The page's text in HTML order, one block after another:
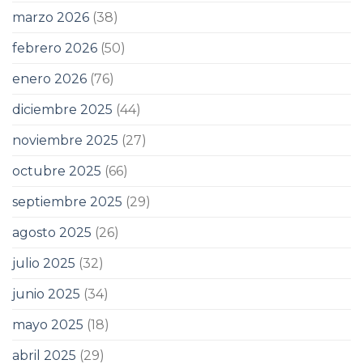
marzo 2026 (38)
febrero 2026 (50)
enero 2026 (76)
diciembre 2025 (44)
noviembre 2025 (27)
octubre 2025 (66)
septiembre 2025 (29)
agosto 2025 (26)
julio 2025 (32)
junio 2025 (34)
mayo 2025 (18)
abril 2025 (29)